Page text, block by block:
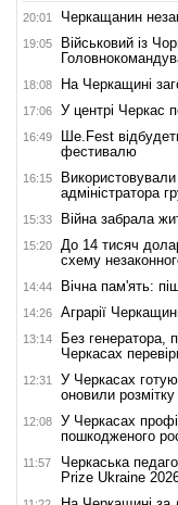
20:01 Черкащанин
19:05
Військовий із
18:08 На Черкащині
17:06 У центрі Черкас
16:49
Ше.Fest
фестивалю
16:15
адміністратора
15:33 Війна забрала
15:20
До 14 тисяч
схему
14:44 Вічна пам'ять:
14:26 Аграрії
13:14
Без генератора,
Черкасах
12:31
У Черкасах
оновили розмітку
12:08
У Черкасах
пошкодженого
11:57
Черкаська
Prize Ukraine